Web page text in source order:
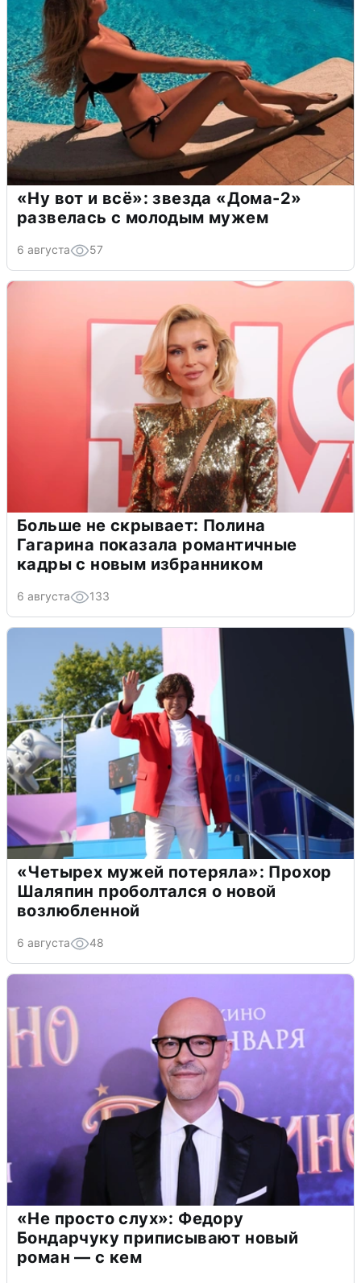
«Ну вот и всё»: звезда «Дома-2»
развелась с молодым мужем
6 августа 57
Больше не скрывает: Полина
Гагарина показала романтичные
кадры с новым избранником
6 августа 133
«Четырех мужей потеряла»: Прохор
Шаляпин проболтался о новой
возлюбленной
6 августа 48
«Не просто слух»: Федору
Бондарчуку приписывают новый
роман — с кем